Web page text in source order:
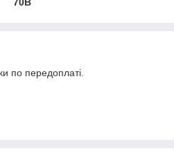
по передоплаті.